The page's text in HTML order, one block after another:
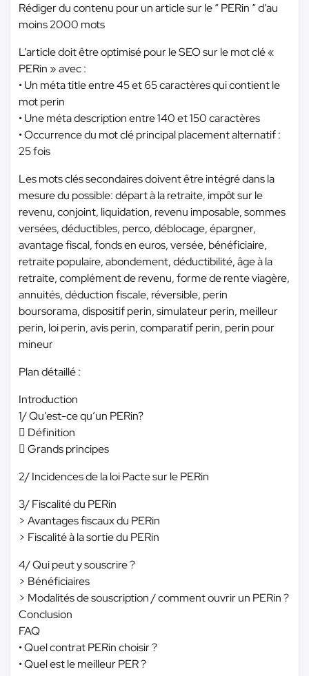
Rédiger du contenu pour un article sur le “ PERin “ d’au
moins 2000 mots
L’article doit être optimisé pour le SEO sur le mot clé «
PERin » avec :
• Un méta title entre 45 et 65 caractères qui contient le
mot perin
• Une méta description entre 140 et 150 caractères
• Occurrence du mot clé principal placement alternatif :
25 fois
Les mots clés secondaires doivent être intégré dans la
mesure du possible: départ à la retraite, impôt sur le
revenu, conjoint, liquidation, revenu imposable, sommes
versées, déductibles, perco, déblocage, épargner,
avantage fiscal, fonds en euros, versée, bénéficiaire,
retraite populaire, abondement, déductibilité, âge à la
retraite, complément de revenu, forme de rente viagère,
annuités, déduction fiscale, réversible, perin
boursorama, dispositif perin, simulateur perin, meilleur
perin, loi perin, avis perin, comparatif perin, perin pour
mineur
Plan détaillé :
Introduction
1/ Qu'est-ce qu’un PERin?
 Définition
 Grands principes
2/ Incidences de la loi Pacte sur le PERin
3/ Fiscalité du PERin
> Avantages fiscaux du PERin
> Fiscalité à la sortie du PERin
4/ Qui peut y souscrire ?
> Bénéficiaires
> Modalités de souscription / comment ouvrir un PERin ?
Conclusion
FAQ
• Quel contrat PERin choisir ?
• Quel est le meilleur PER ?